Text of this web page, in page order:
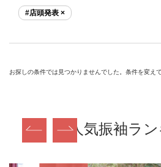
#店頭発表 ×
お探しの条件では見つかりませんでした。条件を変え
人気振袖ラ